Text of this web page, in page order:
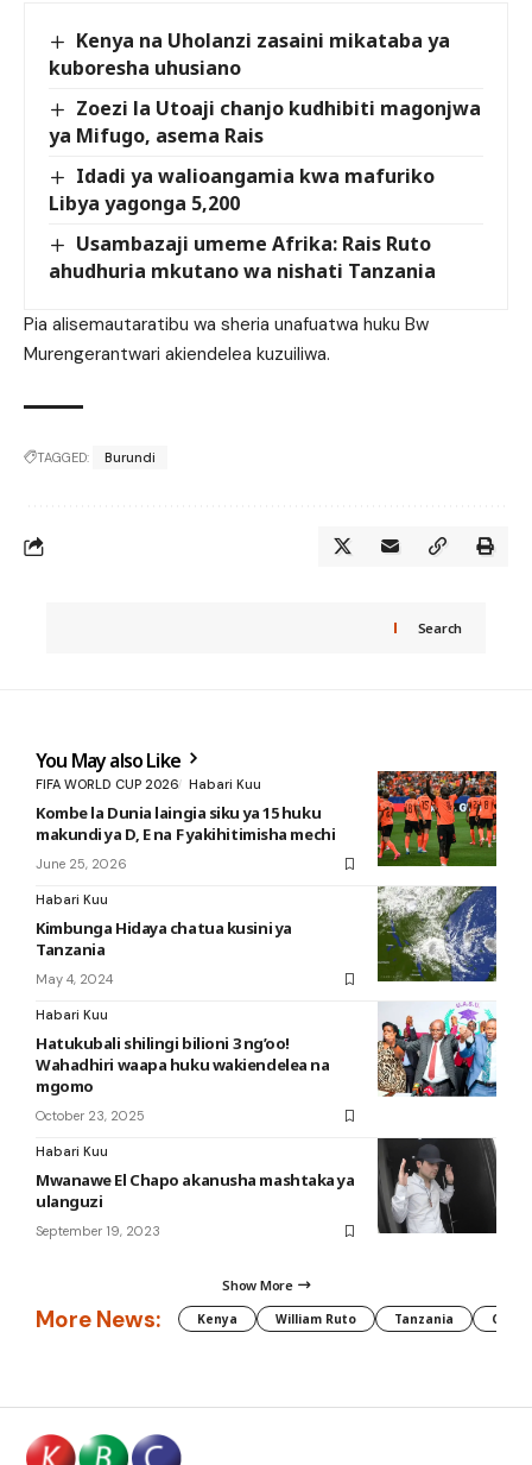
Kenya na Uholanzi zasaini mikataba ya
kuboresha uhusiano
Zoezi la Utoaji chanjo kudhibiti magonjwa
ya Mifugo, asema Rais
Idadi ya walioangamia kwa mafuriko
Libya yagonga 5,200
Usambazaji umeme Afrika: Rais Ruto
ahudhuria mkutano wa nishati Tanzania
Pia alisemautaratibu wa sheria unafuatwa huku Bw
Murengerantwari akiendelea kuzuiliwa.
TAGGED: Burundi
Search
You May also Like
FIFA WORLD CUP 2026 Habari Kuu
Kombe la Dunia laingia siku ya 15 huku
makundi ya D, E na F yakihitimisha mechi
June 25, 2026
Habari Kuu
Kimbunga Hidaya chatua kusini ya
Tanzania
May 4, 2024
Habari Kuu
Hatukubali shilingi bilioni 3 ng’oo!
Wahadhiri waapa huku wakiendelea na
mgomo
October 23, 2025
Habari Kuu
Mwanawe El Chapo akanusha mashtaka ya
ulanguzi
September 19, 2023
Show More
More News: Kenya William Ruto Tanzania CAF